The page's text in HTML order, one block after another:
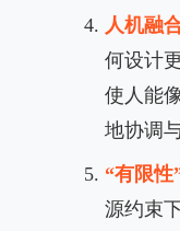
人机融
何设计
使人能
地协调
“有限性
源约束